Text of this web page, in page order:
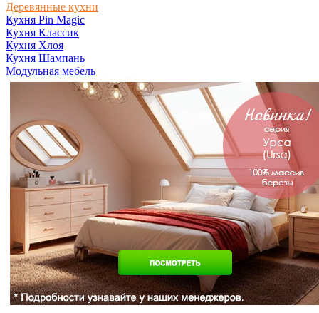
Деревянные кухни
Кухня Pin Magic
Кухня Классик
Кухня Хлоя
Кухня Шампань
Модульная мебель